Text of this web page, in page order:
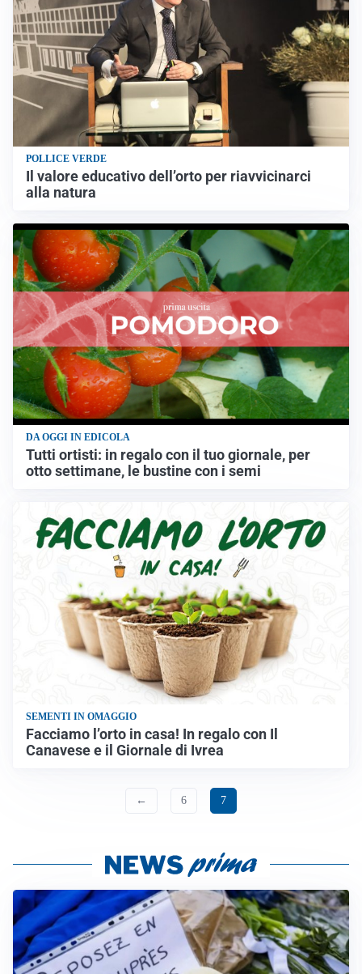
POLLICE VERDE
Il valore educativo dell’orto per riavvicinarci
alla natura
DA OGGI IN EDICOLA
Tutti ortisti: in regalo con il tuo giornale, per
otto settimane, le bustine con i semi
SEMENTI IN OMAGGIO
Facciamo l’orto in casa! In regalo con Il
Canavese e il Giornale di Ivrea
← 6 7